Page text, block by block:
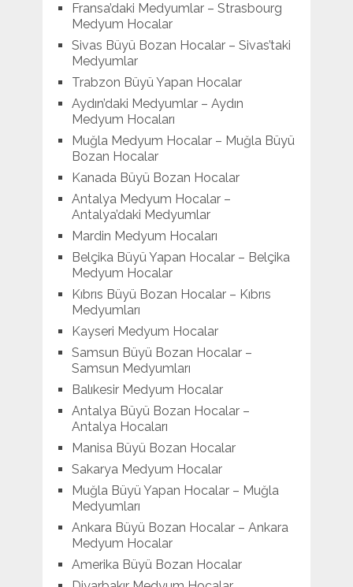
Fransa’daki Medyumlar – Strasbourg
Medyum Hocalar
Sivas Büyü Bozan Hocalar – Sivas’taki
Medyumlar
Trabzon Büyü Yapan Hocalar
Aydın’daki Medyumlar – Aydın
Medyum Hocaları
Muğla Medyum Hocalar – Muğla Büyü
Bozan Hocalar
Kanada Büyü Bozan Hocalar
Antalya Medyum Hocalar –
Antalya’daki Medyumlar
Mardin Medyum Hocaları
Belçika Büyü Yapan Hocalar – Belçika
Medyum Hocalar
Kıbrıs Büyü Bozan Hocalar – Kıbrıs
Medyumları
Kayseri Medyum Hocalar
Samsun Büyü Bozan Hocalar –
Samsun Medyumları
Balıkesir Medyum Hocalar
Antalya Büyü Bozan Hocalar –
Antalya Hocaları
Manisa Büyü Bozan Hocalar
Sakarya Medyum Hocalar
Muğla Büyü Yapan Hocalar – Muğla
Medyumları
Ankara Büyü Bozan Hocalar – Ankara
Medyum Hocalar
Amerika Büyü Bozan Hocalar